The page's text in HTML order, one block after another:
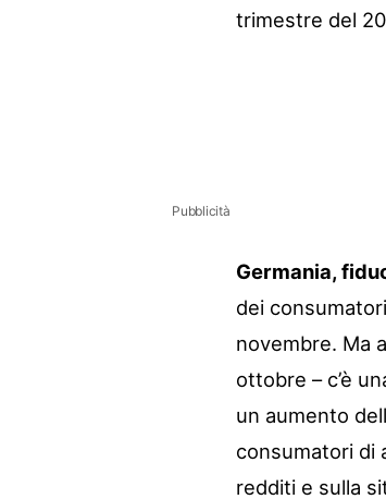
trimestre del
Pubblicità
Germania,
dei
novembre. Ma
ottobre – c’è
un aumento
consumatori di
redditi e sulla